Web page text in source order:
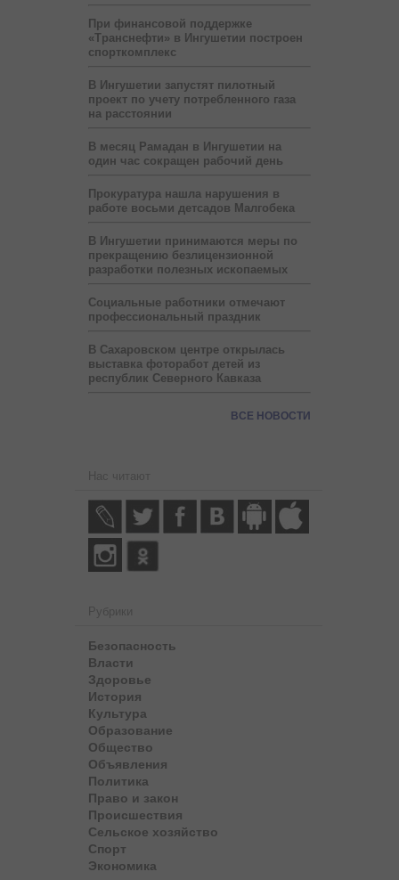
При финансовой поддержке
«Транснефти» в Ингушетии построен
спорткомплекс
В Ингушетии запустят пилотный
проект по учету потребленного газа
на расстоянии
В месяц Рамадан в Ингушетии на
один час сокращен рабочий день
Прокуратура нашла нарушения в
работе восьми детсадов Малгобека
В Ингушетии принимаются меры по
прекращению безлицензионной
разработки полезных ископаемых
Социальные работники отмечают
профессиональный праздник
В Сахаровском центре открылась
выставка фоторабот детей из
республик Северного Кавказа
ВСЕ НОВОСТИ
Нас читают
Рубрики
Безопасность
Власти
Здоровье
История
Культура
Образование
Общество
Объявления
Политика
Право и закон
Происшествия
Сельское хозяйство
Спорт
Экономика